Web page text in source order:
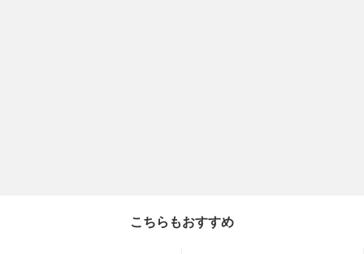
こちらもおすすめ